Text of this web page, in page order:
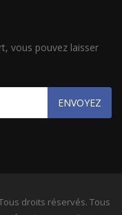
vous pouvez laisser
ENVOYEZ
droits réservés. Tous